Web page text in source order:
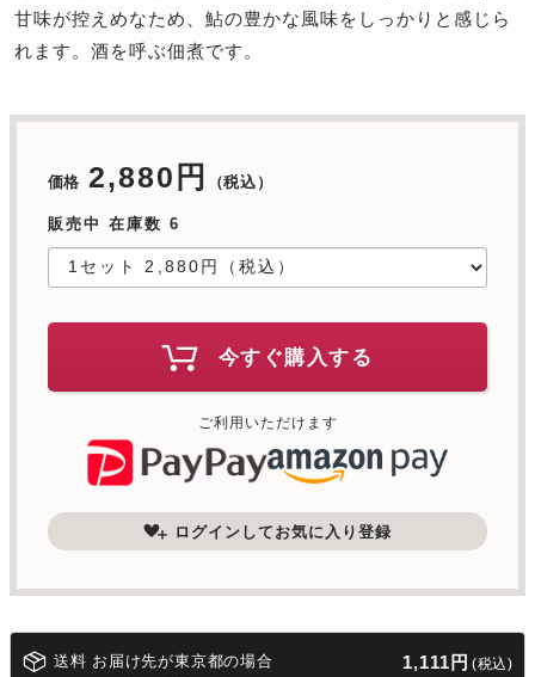
甘味が控えめなため、鮎の豊かな風味をしっかりと感じら
れます。酒を呼ぶ佃煮です。
価格 2,880円 （税込）
販売中 在庫数 6
今すぐ購入する
ご利用いただけます
ログインしてお気に入り登録
送料 お届け先が東京都の場合 1,111円 (税込)